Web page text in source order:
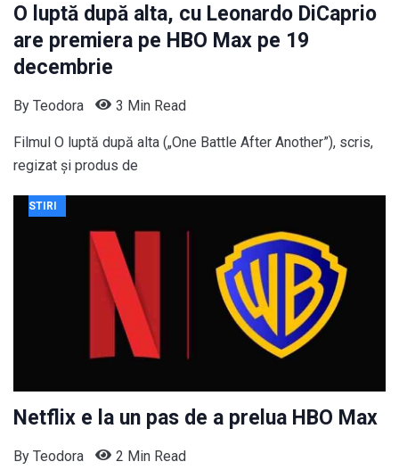
O luptă după alta, cu Leonardo DiCaprio
are premiera pe HBO Max pe 19
decembrie
By Teodora 3 Min Read
Filmul O luptă după alta („One Battle After Another”), scris,
regizat și produs de
STIRI
Netflix e la un pas de a prelua HBO Max
By Teodora 2 Min Read